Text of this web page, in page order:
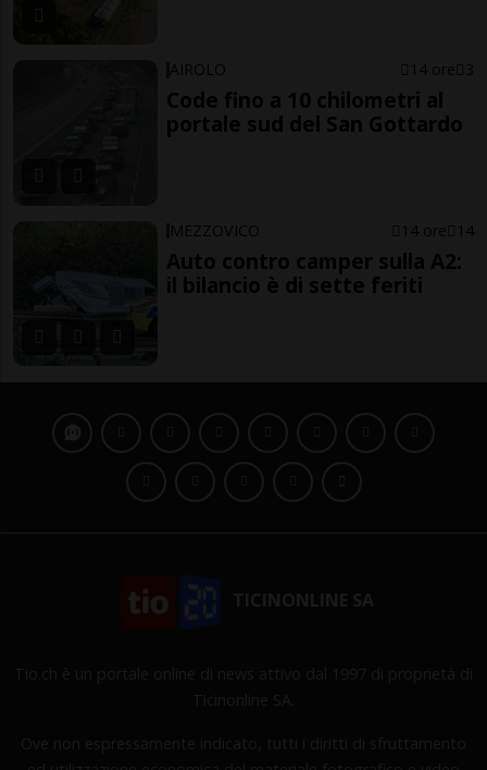
AIROLO 14 ore 3
Code fino a 10 chilometri al
portale sud del San Gottardo
MEZZOVICO 14 ore 14
Auto contro camper sulla A2:
il bilancio è di sette feriti